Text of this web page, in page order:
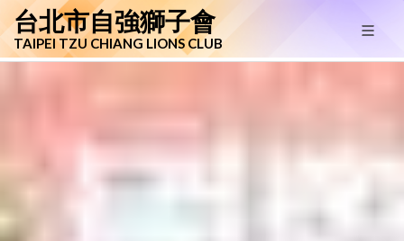
台北市自強獅子會
TAIPEI TZU CHIANG LIONS CLUB